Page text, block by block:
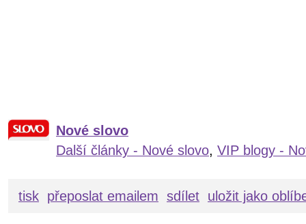
Nové slovo
Další články - Nové slovo, VIP blogy -
tisk přeposlat emailem sdílet uložit jako